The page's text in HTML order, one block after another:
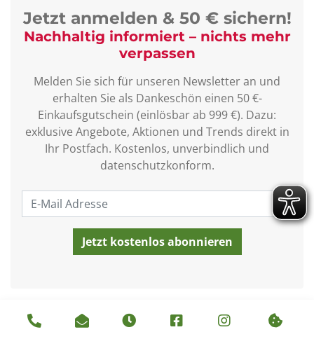
Jetzt anmelden & 50 € sichern!
Nachhaltig informiert – nichts mehr
verpassen
Melden Sie sich für unseren Newsletter an und
erhalten Sie als Dankeschön einen 50 €-
Einkaufsgutschein (einlösbar ab 999 €). Dazu:
exklusive Angebote, Aktionen und Trends direkt in
Ihr Postfach. Kostenlos, unverbindlich und
datenschutzkonform.